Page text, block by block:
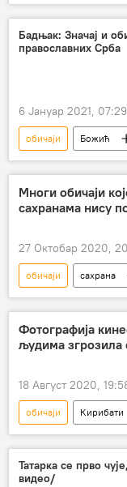
Бадњак: Значај и
православних Срба
6 Јануар 2021, 07:29
обичаји Божић
празници
Многи обичаји
сахранама нису
27 Октобар 2020,
обичаји сахрана
православље
Фотографија
људима згрозила
18 Август 2020,
обичаји Кирибати
Татарка се прво
видео/